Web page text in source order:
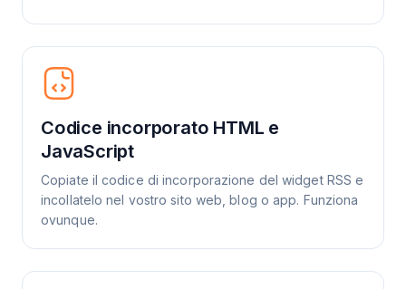
Codice incorporato HTML e
JavaScript
Copiate il codice di incorporazione del widget RSS e
incollatelo nel vostro sito web, blog o app. Funziona
ovunque.